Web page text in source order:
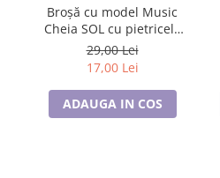
Broșă cu model Music
Cheia SOL cu pietricele
albe, SC23.084
29,00 Lei
17,00 Lei
ADAUGA IN COS